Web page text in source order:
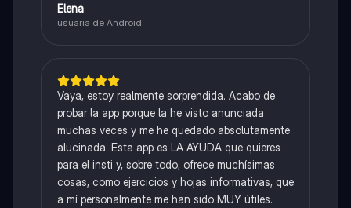
Elena
usuaria de Android
Vaya, estoy realmente sorprendida. Acabo de
probar la app porque la he visto anunciada
muchas veces y me he quedado absolutamente
alucinada. Esta app es LA AYUDA que quieres
para el insti y, sobre todo, ofrece muchísimas
cosas, como ejercicios y hojas informativas, que
a mí personalmente me han sido MUY útiles.